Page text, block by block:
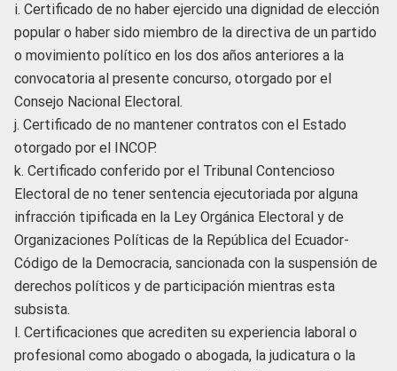
i. Certificado de no haber ejercido una dignidad de elección
popular o haber sido miembro de la directiva de un partido
o movimiento político en los dos años anteriores a la
convocatoria al presente concurso, otorgado por el
Consejo Nacional Electoral.
j. Certificado de no mantener contratos con el Estado
otorgado por el INCOP.
k. Certificado conferido por el Tribunal Contencioso
Electoral de no tener sentencia ejecutoriada por alguna
infracción tipificada en la Ley Orgánica Electoral y de
Organizaciones Políticas de la República del Ecuador-
Código de la Democracia, sancionada con la suspensión de
derechos políticos y de participación mientras esta
subsista.
l. Certificaciones que acrediten su experiencia laboral o
profesional como abogado o abogada, la judicatura o la